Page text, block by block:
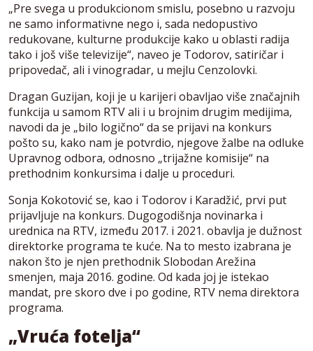
„Pre svega u produkcionom smislu, posebno u razvoju
ne samo informativne nego i, sada nedopustivo
redukovane, kulturne produkcije kako u oblasti radija
tako i još više televizije“, naveo je Todorov, satiričar i
pripovedač, ali i vinogradar, u mejlu Cenzolovki.
Dragan Guzijan, koji je u karijeri obavljao više značajnih
funkcija u samom RTV ali i u brojnim drugim medijima,
navodi da je „bilo logično“ da se prijavi na konkurs
pošto su, kako nam je potvrdio, njegove žalbe na odluke
Upravnog odbora, odnosno „trijažne komisije“ na
prethodnim konkursima i dalje u proceduri.
Sonja Kokotović se, kao i Todorov i Karadžić, prvi put
prijavljuje na konkurs. Dugogodišnja novinarka i
urednica na RTV, između 2017. i 2021. obavlja je dužnost
direktorke programa te kuće. Na to mesto izabrana je
nakon što je njen prethodnik Slobodan Arežina
smenjen, maja 2016. godine. Od kada joj je istekao
mandat, pre skoro dve i po godine, RTV nema direktora
programa.
„Vruća fotelja“